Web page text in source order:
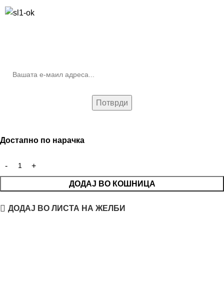
Достапно по нарачка
ДОДАЈ ВО КОШНИЦА
ДОДАЈ ВО ЛИСТА НА ЖЕЛБИ